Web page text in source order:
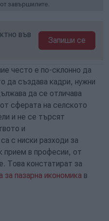
завършилите.
във
Запиши се
често е по-склонно да
да създава кадри, нужни
да се отличава
сферата на селското
и не се търсят
и
с ниски разходи за
прием в професии, от
Това констатират за
за пазарна икономика в